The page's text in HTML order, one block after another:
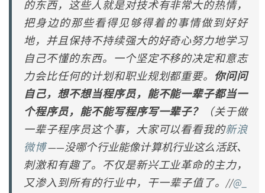
的东西，这些人就是对技术有非常大的热情，
把身边的那些看得见够得着的事情做到好好
地，并且保持不持续强大的好奇心努力地学习
自己不懂的东西。一个坚定不移的决定和意志
力会比任何的计划和职业规划都重要。 你问问
自己，想不想当程序员，能不能一辈子都当一
个程序员，能不能写程序写一辈子？
（关于做
一辈子程序员这个事，大家可以看看我的新浪
微博——没哪个行业能像计算机行业这么活跃、
刺激和有趣了。不仅是新兴工业革命的主力，
又渗入到所有的行业中，干一辈子值了。//@_